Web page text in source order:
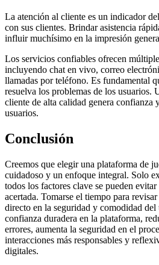
La atención al cliente es un indicador
con sus clientes. Brindar asistencia
influir muchísimo en la impresión
Los servicios confiables ofrecen
incluyendo chat en vivo, correo
llamadas por teléfono. Es fundamental
resuelva los problemas de los usuarios.
cliente de alta calidad genera confianza
usuarios.
Conclusión
Creemos que elegir una plataforma de
cuidadoso y un enfoque integral. Solo
todos los factores clave se pueden
acertada. Tomarse el tiempo para
directo en la seguridad y comodidad del
confianza duradera en la plataforma,
errores, aumenta la seguridad en el
interacciones más responsables y
digitales.